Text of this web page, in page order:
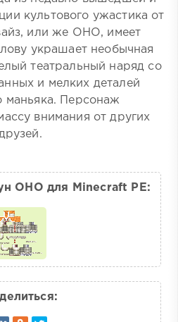
культового ужастика от
или же ОНО, имеет
украшает необычная
театральный наряд со
и мелких деталей
маньяка. Персонаж
внимания от других
ОНО для Minecraft PE: